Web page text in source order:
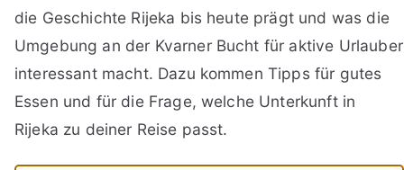
die Geschichte Rijeka bis heute prägt und was die
Umgebung an der Kvarner Bucht für aktive Urlauber
interessant macht. Dazu kommen Tipps für gutes
Essen und für die Frage, welche Unterkunft in
Rijeka zu deiner Reise passt.